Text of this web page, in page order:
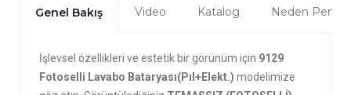
Genel Bakış Video Katalog Neden Penta?
İşlevsel özellikleri ve estetik bir görünüm için 9129
Fotoselli Lavabo Bataryası(Pıl+Elekt.) modelimize